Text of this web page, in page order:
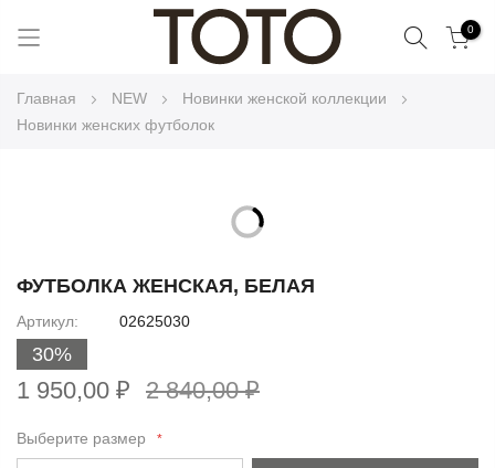
Поиск0
Главная NEW
Новинки женской коллекции
Новинки женских футболок
end
of
the
images
gallery
to
beginning
the
gallery
ФУТБОЛКА ЖЕНСКАЯ, БЕЛАЯ
Артикул 02625030
30%
1 950,00 ₽ 2 840,00 ₽
Выберите размер